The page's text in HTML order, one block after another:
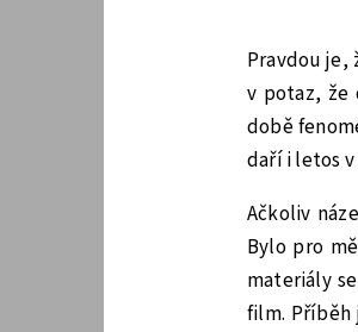
Pravdou je,
v potaz, že
době
daří i letos
Ačkoliv
Bylo pro
materiály
film. Příběh